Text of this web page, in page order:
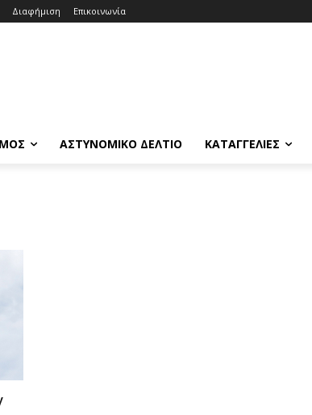
Διαφήμιση Επικοινωνία
ΑΣΤΥΝΟΜΙΚΟ ΔΕΛΤΙΟ ΚΑΤΑΓΓΕΛΙΕΣ